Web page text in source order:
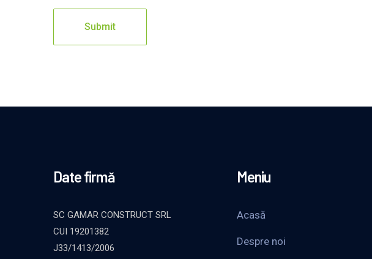
Date firmă
SC GAMAR CONSTRUCT SRL
CUI 19201382
J33/1413/2006
Meniu
Acasă
Despre noi